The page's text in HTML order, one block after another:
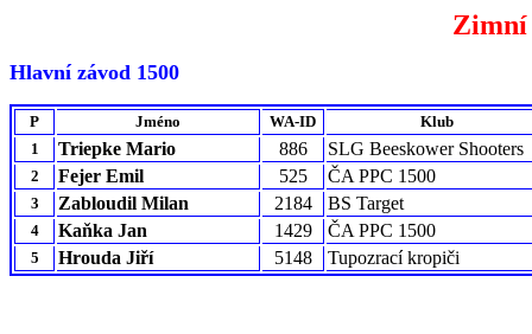
Zimní
Hlavní závod 1500
P Jméno WA-ID
Klub
1
Triepke Mario 886 SLG Beeskower Shooters
2 Fejer Emil 525 ČA PPC 1500
3 Zabloudil Milan 2184 BS Target
4 Kaňka Jan 1429 ČA PPC 1500
5 Hrouda Jiří 5148 Tupozrací kropiči